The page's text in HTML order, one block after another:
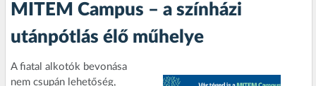
MITEM Campus – a színházi
utánpótlás élő műhelye
A fiatal alkotók bevonása
nem csupán lehetőség,